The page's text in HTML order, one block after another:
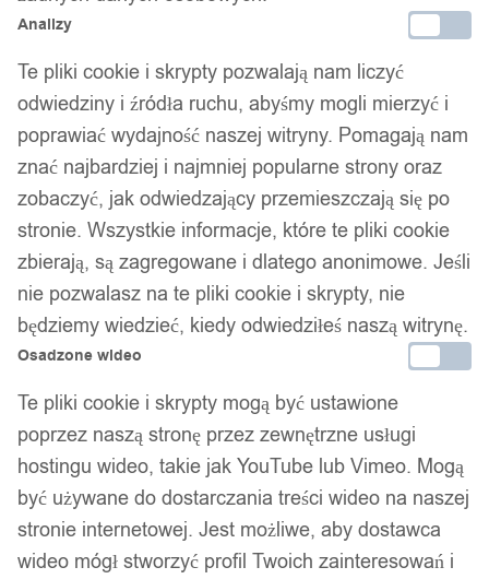
Analizy
Te pliki cookie i skrypty pozwalają nam liczyć
odwiedziny i źródła ruchu, abyśmy mogli mierzyć i
poprawiać wydajność naszej witryny. Pomagają nam
znać najbardziej i najmniej popularne strony oraz
zobaczyć, jak odwiedzający przemieszczają się po
stronie. Wszystkie informacje, które te pliki cookie
zbierają, są zagregowane i dlatego anonimowe. Jeśli
nie pozwalasz na te pliki cookie i skrypty, nie
będziemy wiedzieć, kiedy odwiedziłeś naszą witrynę.
Osadzone wideo
Te pliki cookie i skrypty mogą być ustawione
poprzez naszą stronę przez zewnętrzne usługi
hostingu wideo, takie jak YouTube lub Vimeo. Mogą
być używane do dostarczania treści wideo na naszej
stronie internetowej. Jest możliwe, aby dostawca
wideo mógł stworzyć profil Twoich zainteresowań i